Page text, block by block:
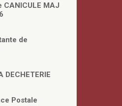
MAJ
de
DECHETERIE
Postale